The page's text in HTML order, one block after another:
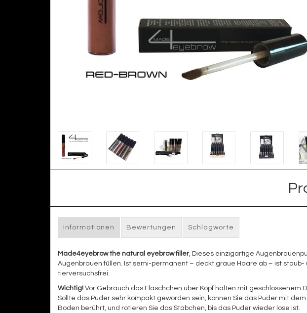
Informationen Bewertungen Schlagworte
Made4eyebrow the natural eyebrow filler, Dieses einzigartige
Augenbrauen füllen. Ist semi-permanent – deckt graue Haare ab – ist
tierversuchsfrei.
Wichtig! Vor Gebrauch das Fläschchen über Kopf halten mit geschlossenem
Sollte das Puder sehr kompakt geworden sein, können Sie das Puder mit
Boden berührt, und rotieren Sie das Stäbchen, bis das Puder wieder lose ist.